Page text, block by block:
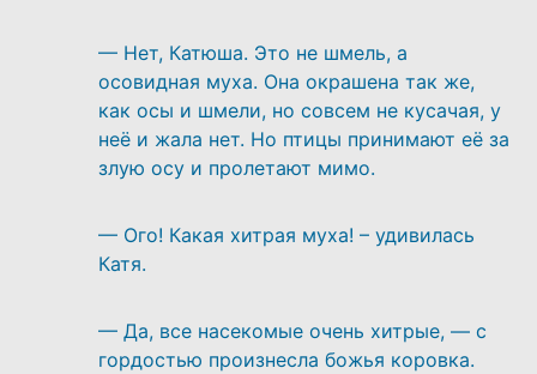
— Нет, Катюша. Это не шмель, а
осовидная муха. Она окрашена так же,
как осы и шмели, но совсем не кусачая, у
неё и жала нет. Но птицы принимают её за
злую осу и пролетают мимо.
— Ого! Какая хитрая муха! – удивилась
Катя.
— Да, все насекомые очень хитрые, — с
гордостью произнесла божья коровка.